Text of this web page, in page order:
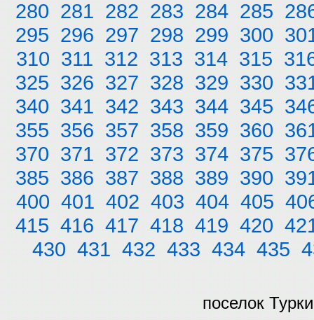
280 281 282 283 284 285
295 296 297 298 299 300
310 311 312 313 314 315
325 326 327 328 329 330
340 341 342 343 344 345
355 356 357 358 359 360
370 371 372 373 374 375
385 386 387 388 389 390
400 401 402 403 404 405
415 416 417 418 419 420
430 431 432 433 434 435
поселок